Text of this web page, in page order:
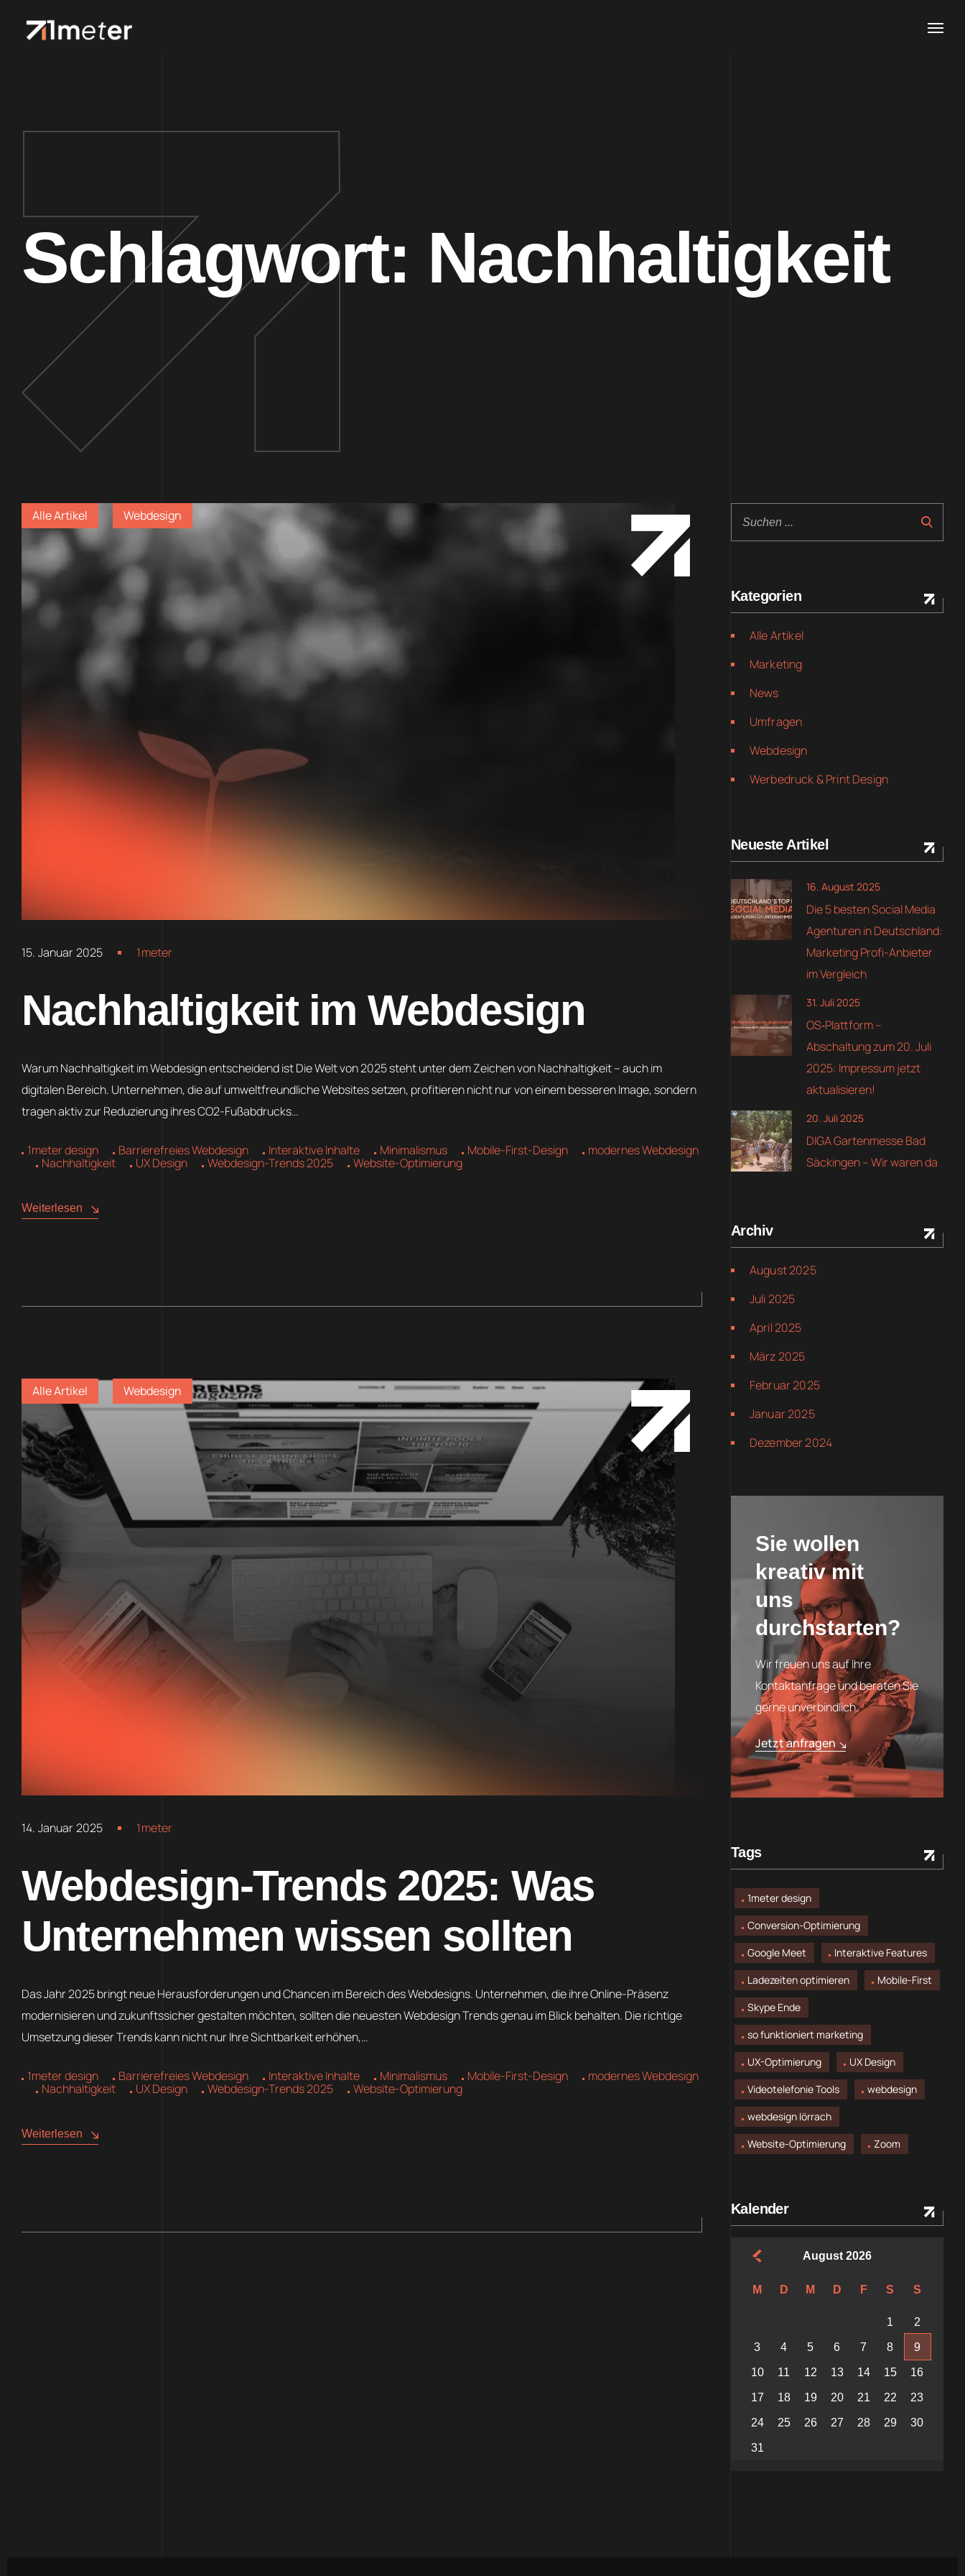
Schlagwort: Nachhaltigkeit
Alle Artikel Webdesign
15. Januar 2025 1meter
Nachhaltigkeit im Webdesign
Warum Nachhaltigkeit im Webdesign entscheidend ist Die Welt von 2025 steht unter dem Zeichen von Nachhaltigkeit – auch im
digitalen Bereich. Unternehmen, die auf umweltfreundliche Websites setzen, profitieren nicht nur von einem besseren Image, sondern
tragen aktiv zur Reduzierung ihres CO2-Fußabdrucks…
1meter design Barrierefreies Webdesign Interaktive Inhalte Minimalismus Mobile-First-Design
modernes Webdesign
Nachhaltigkeit
UX Design Webdesign-Trends 2025 Website-Optimierung
Weiterlesen
Alle Artikel Webdesign
14. Januar 2025 1meter
Webdesign-Trends 2025: Was
Unternehmen wissen sollten
Das Jahr 2025 bringt neue Herausforderungen und Chancen im Bereich des Webdesigns. Unternehmen, die ihre Online-Präsenz
modernisieren und zukunftssicher gestalten möchten, sollten die neuesten Webdesign Trends genau im Blick behalten. Die richtige
Umsetzung dieser Trends kann nicht nur Ihre Sichtbarkeit erhöhen,…
1meter design Barrierefreies Webdesign Interaktive Inhalte Minimalismus Mobile-First-Design
modernes Webdesign
Nachhaltigkeit
UX Design Webdesign-Trends 2025 Website-Optimierung
Weiterlesen
Kategorien
Alle Artikel
Marketing
News
Umfragen
Webdesign
Werbedruck & Print Design
Neueste Artikel
Die 5 besten Social Media
Agenturen in Deutschland:
Marketing Profi-Anbieter
im Vergleich
16. August 2025
OS‑Plattform –
Abschaltung zum 20. Juli
2025: Impressum jetzt
aktualisieren!
31. Juli 2025
DIGA Gartenmesse Bad
Säckingen – Wir waren da
20. Juli 2025
Archiv
August 2025
Juli 2025
April 2025
März 2025
Februar 2025
Januar 2025
Dezember 2024
Sie wollen
kreativ mit
uns
durchstarten?
Wir freuen uns auf Ihre
Kontaktanfrage und beraten Sie
gerne unverbindlich.
Jetzt anfragen
Tags
1meter design
Conversion-Optimierung
Google Meet
Interaktive Features
Ladezeiten optimieren
Mobile-First
Skype Ende
so funktioniert marketing
UX-Optimierung
UX Design
Videotelefonie Tools
webdesign
webdesign lörrach
Website-Optimierung
Zoom
Kalender
August 2026
M D M D F S S
1 2
3 4 5 6 7 8 9
10 11 12 13 14 15 16
17 18 19 20 21 22 23
24 25 26 27 28 29 30
31